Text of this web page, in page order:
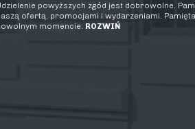
powyższych zgód jest dobrowolne.
ofertą, promocjami i wydarzeniami.
momencie. ROZWIŃ